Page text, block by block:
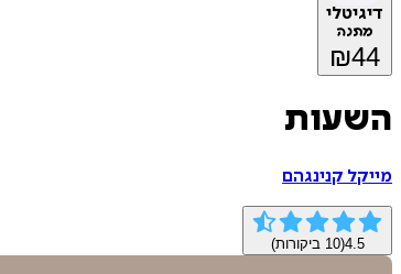
דיגיטלי
מתנה
₪44
השעות
מייקל קנינגהם
4.5
(
10 ביקורות)